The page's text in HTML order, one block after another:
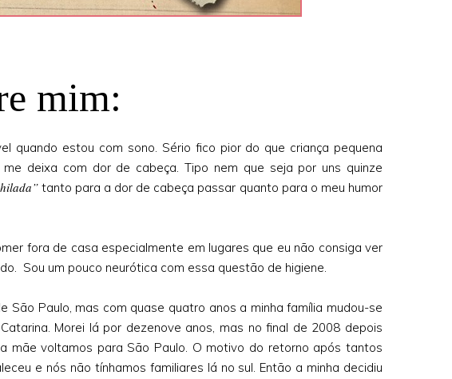
mim:
quando estou com sono. Sério fico pior do que criança pequena
deixa com dor de cabeça. Tipo nem que seja por uns quinze
tanto para a dor de cabeça passar quanto para o meu humor
fora de casa especialmente em lugares que eu não consiga ver
Sou um pouco neurótica com essa questão de higiene.
São Paulo, mas com quase quatro anos a minha família mudou-se
Morei lá por dezenove anos, mas no final de 2008 depois
mãe voltamos para São Paulo. O motivo do retorno após tantos
e nós não tínhamos familiares lá no sul. Então a minha decidiu